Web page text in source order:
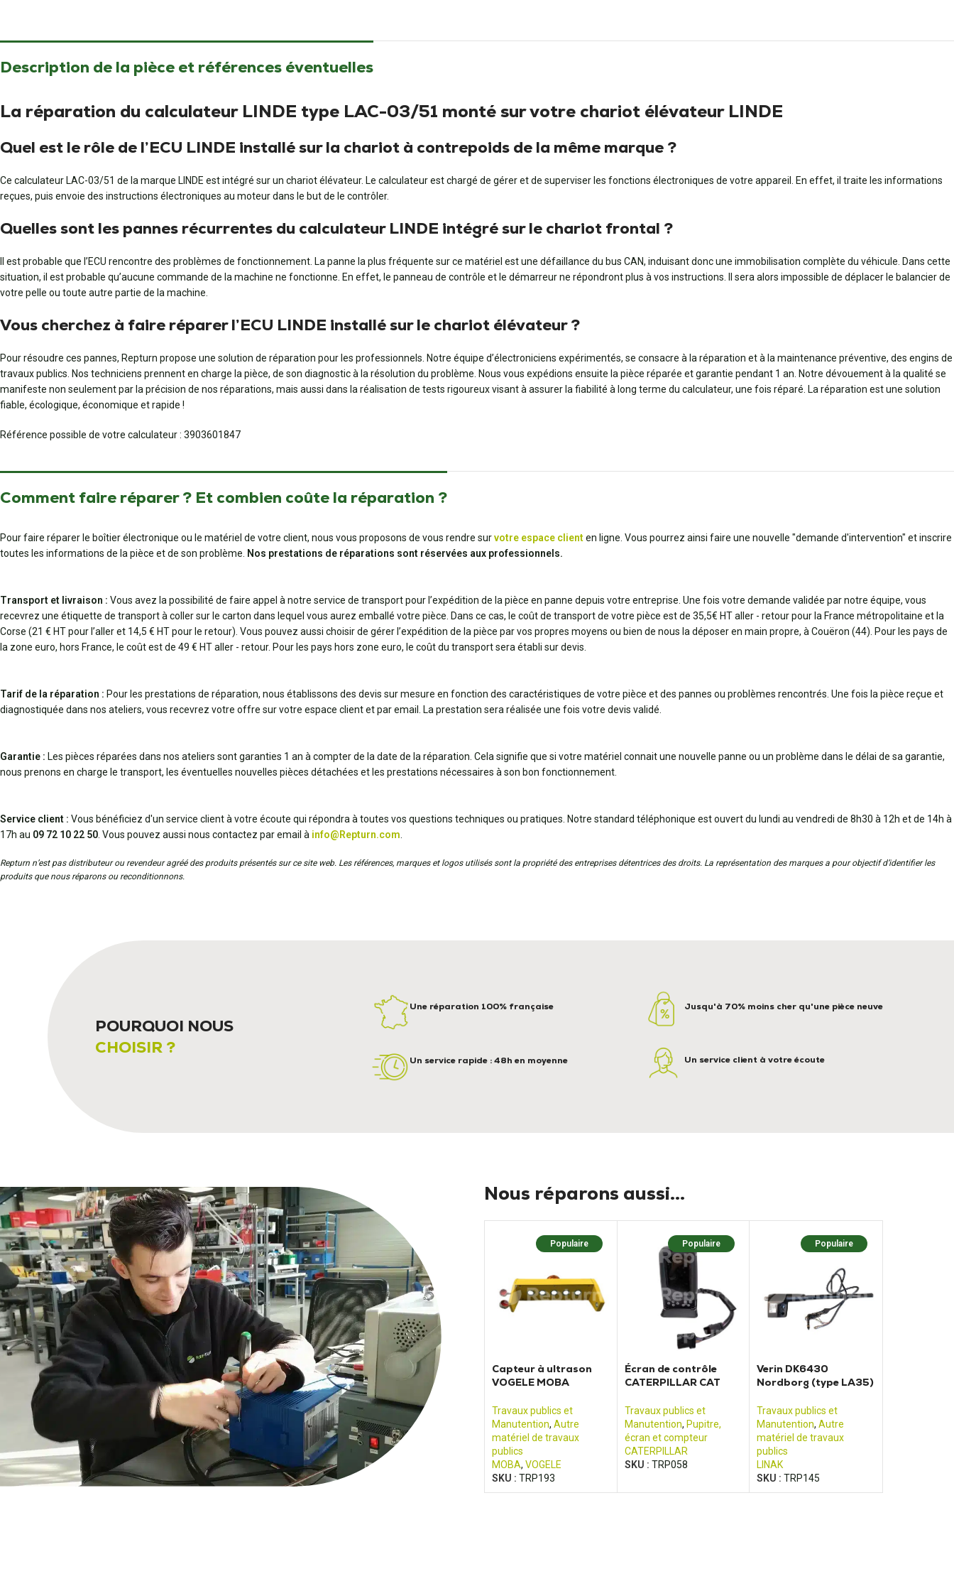
Description de la pièce et références éventuelles
La réparation du calculateur LINDE type LAC-03/51 monté sur votre chariot élévateur LINDE
Quel est le rôle de l’ECU LINDE installé sur la chariot à contrepoids de la même marque ?
Ce calculateur LAC-03/51 de la marque LINDE est intégré sur un chariot élévateur. Le calculateur est chargé de gérer et de superviser les fonctions électroniques de votre appareil. En effet, il traite les informations
reçues, puis envoie des instructions électroniques au moteur dans le but de le contrôler.
Quelles sont les pannes récurrentes du calculateur LINDE intégré sur le chariot frontal ?
Il est probable que l’ECU rencontre des problèmes de fonctionnement. La panne la plus fréquente sur ce matériel est une défaillance du bus CAN, induisant donc une immobilisation complète du véhicule. Dans cette
situation, il est probable qu’aucune commande de la machine ne fonctionne. En effet, le panneau de contrôle et le démarreur ne répondront plus à vos instructions. Il sera alors impossible de déplacer le balancier de
votre pelle ou toute autre partie de la machine.
Vous cherchez à faire réparer l’ECU LINDE installé sur le chariot élévateur ?
Pour résoudre ces pannes, Repturn propose une solution de réparation pour les professionnels. Notre équipe d’électroniciens expérimentés, se consacre à la réparation et à la maintenance préventive, des engins de
travaux publics. Nos techniciens prennent en charge la pièce, de son diagnostic à la résolution du problème. Nous vous expédions ensuite la pièce réparée et garantie pendant 1 an. Notre dévouement à la qualité se
manifeste non seulement par la précision de nos réparations, mais aussi dans la réalisation de tests rigoureux visant à assurer la fiabilité à long terme du calculateur, une fois réparé. La réparation est une solution
fiable, écologique, économique et rapide !
Référence possible de votre calculateur : 3903601847
Comment faire réparer ? Et combien coûte la réparation ?
Pour faire réparer le boîtier électronique ou le matériel de votre client, nous vous proposons de vous rendre survotre espace clienten ligne. Vous pourrez ainsi faire une nouvelle "demande d'intervention" et inscrire
toutes les informations de la pièce et de son problème. Nos prestations de réparations sont réservées aux professionnels.
Transport et livraison : Vous avez la possibilité de faire appel à notre service de transport pour l’expédition de la pièce en panne depuis votre entreprise. Une fois votre demande validée par notre équipe, vous
recevrez une étiquette de transport à coller sur le carton dans lequel vous aurez emballé votre pièce. Dans ce cas, le coût de transport de votre pièce est de 35,5€ HT aller - retour pour la France métropolitaine et la
Corse (21 € HT pour l’aller et 14,5 € HT pour le retour). Vous pouvez aussi choisir de gérer l’expédition de la pièce par vos propres moyens ou bien de nous la déposer en main propre, à Couëron (44). Pour les pays de
la zone euro, hors France, le coût est de 49 € HT aller - retour. Pour les pays hors zone euro, le coût du transport sera établi sur devis.
Tarif de la réparation : Pour les prestations de réparation, nous établissons des devis sur mesure en fonction des caractéristiques de votre pièce et des pannes ou problèmes rencontrés. Une fois la pièce reçue et
diagnostiquée dans nos ateliers, vous recevrez votre offre sur votre espace client et par email. La prestation sera réalisée une fois votre devis validé.
Garantie : Les pièces réparées dans nos ateliers sont garanties 1 an à compter de la date de la réparation. Cela signifie que si votre matériel connait une nouvelle panne ou un problème dans le délai de sa garantie,
nous prenons en charge le transport, les éventuelles nouvelles pièces détachées et les prestations nécessaires à son bon fonctionnement.
Service client : Vous bénéficiez d'un service client à votre écoute qui répondra à toutes vos questions techniques ou pratiques. Notre standard téléphonique est ouvert du lundi au vendredi de 8h30 à 12h et de 14h à
17h au 09 72 10 22 50 . Vous pouvez aussi nous contactez par email à info@Repturn.com
Repturn n’est pas distributeur ou revendeur agréé des produits présentés sur ce site web. Les références, marques et logos utilisés sont la propriété des entreprises détentrices des droits. La représentation des marques a pour objectif d’identifier les
produits que nous réparons ou reconditionnons.
POURQUOI NOUS
CHOISIR ?
Une réparation 100% française
Un service rapide : 48h en moyenne
Jusqu'à 70% moins cher qu'une pièce neuve
Un service client à votre écoute
Nous réparons aussi...
Populaire
Capteur à ultrason
VOGELE MOBA
Travaux publics et
Manutention, Autre
matériel de travaux
publics
MOBA, VOGELE
SKU : TRP193
Populaire
Écran de contrôle
CATERPILLAR CAT
325D 330D
Travaux publics et
Manutention, Pupitre,
écran et compteur
CATERPILLAR
SKU : TRP058
Populaire
Verin DK6430
Nordborg (type LA35)
Travaux publics et
Manutention, Autre
matériel de travaux
publics
LINAK
SKU :TRP145